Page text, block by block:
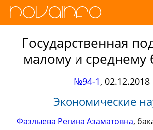
Государственная
малому и среднему
№94-1, 02.12.2018
Экономические
Фазлыева Регина Азаматовна,